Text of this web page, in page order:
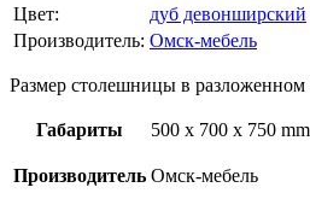
Цвет:
дуб девонширский
Производитель: Омск-мебель
Размер столешницы в
Габариты 500 x 700 x 750 mm
Производитель Омск-мебель